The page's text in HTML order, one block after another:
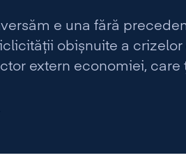
e una fără
obișnuite a
extern economiei, care
în acest an (și